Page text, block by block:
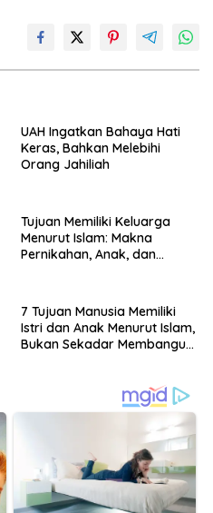
UAH Ingatkan Bahaya Hati
Keras, Bahkan Melebihi
Orang Jahiliah
Tujuan Memiliki Keluarga
Menurut Islam: Makna
Pernikahan, Anak, dan
7 Tujuan Manusia Memiliki
Istri dan Anak Menurut Islam,
Bukan Sekadar Membangun